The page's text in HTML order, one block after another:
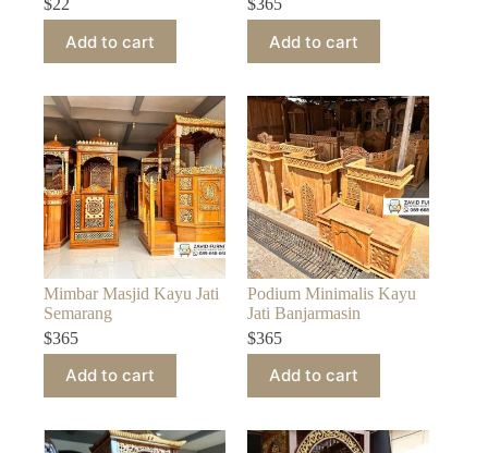
$22
Add to cart
$365
Add to cart
Mimbar Masjid Kayu Jati
Semarang
$365
Add to cart
Podium Minimalis Kayu
Jati Banjarmasin
$365
Add to cart